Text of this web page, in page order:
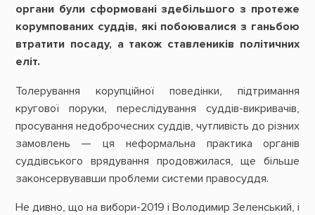
органи були сформовані здебільшого з протеже
корумпованих суддів, які побоювалися з ганьбою
втратити посаду, а також ставлеників політичних
еліт.
Толерування корупційної поведінки, підтримання
кругової поруки, переслідування суддів-викривачів,
просування недоброчесних суддів, чутливість до різних
замовлень — ця неформальна практика органів
суддівського врядування продовжилася, ще більше
законсервувавши проблеми системи правосуддя.
Не дивно, що на вибори-2019 і Володимир Зеленський, і